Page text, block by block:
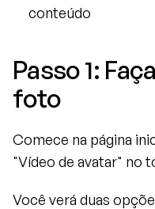
conteúdo
Passo 1:
foto
Comece na página
"Vídeo de avatar" no
Você verá duas